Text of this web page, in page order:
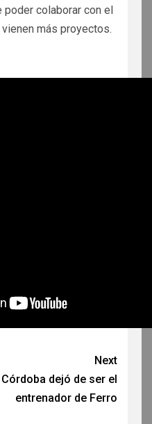
poder colaborar con el
más proyectos.
Next
Córdoba dejó de ser el
entrenador de Ferro